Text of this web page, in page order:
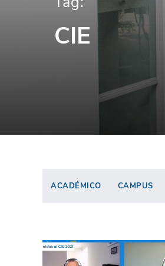
CIE
ACADÉMICO CAMPUS